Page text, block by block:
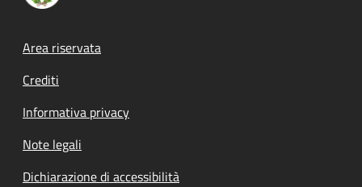
Footer menu
Area riservata
Crediti
Informativa privacy
Note legali
Dichiarazione di accessibilità